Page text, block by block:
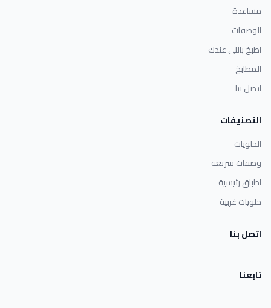
مساعدة
الوصفات
اطبخ باللي عندك
المطابخ
اتصل بنا
التصنيفات
الحلويات
وصفات سريعة
اطباق رئيسية
حلويات غربية
اتصل بنا
تابعنا